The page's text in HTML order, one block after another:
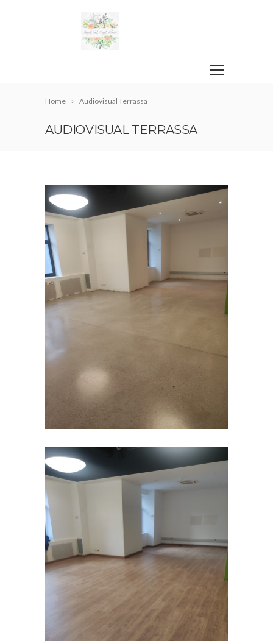
Home Audiovisual Terrassa
AUDIOVISUAL TERRASSA